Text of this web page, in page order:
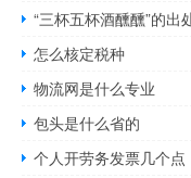
“三杯五杯酒醺醺”的出
怎么核定税种
物流网是什么专业
包头是什么省的
个人开劳务发票几个点